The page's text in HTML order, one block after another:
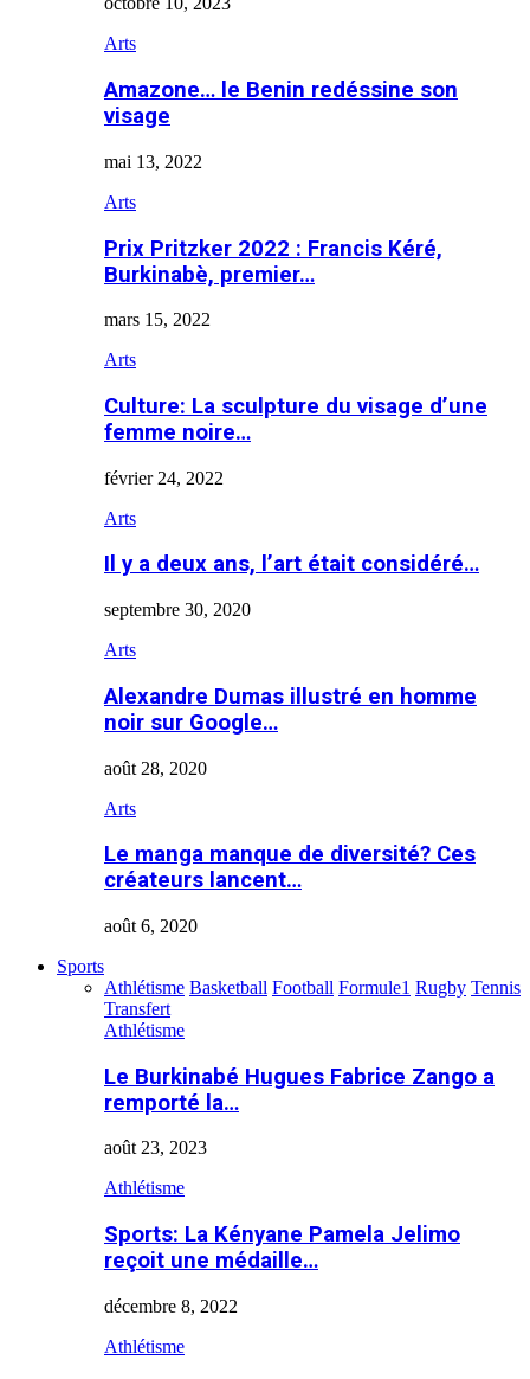
Arts
Amazone… le Benin redéssine son
visage
mai 13, 2022
Arts
Prix Pritzker 2022 : Francis Kéré,
Burkinabè, premier…
mars 15, 2022
Arts
Culture: La sculpture du visage d’une
femme noire…
février 24, 2022
Arts
Il y a deux ans, l’art était considéré…
septembre 30, 2020
Arts
Alexandre Dumas illustré en homme
noir sur Google…
août 28, 2020
Arts
Le manga manque de diversité? Ces
créateurs lancent…
août 6, 2020
Sports
Athlétisme Basketball Football Formule1 Rugby Tennis
Transfert
Athlétisme
Le Burkinabé Hugues Fabrice Zango a
remporté la…
août 23, 2023
Athlétisme
Sports: La Kényane Pamela Jelimo
reçoit une médaille…
décembre 8, 2022
Athlétisme